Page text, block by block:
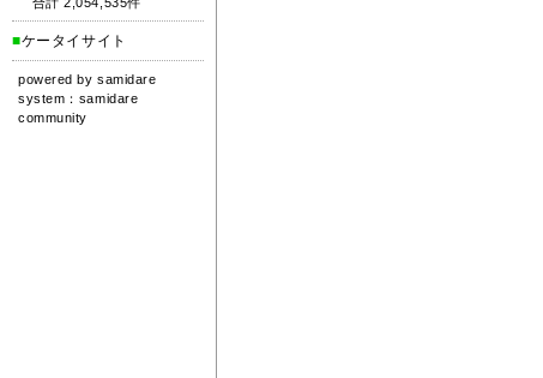
■ケータイサイト
powered bysamidare
system： samidare
community